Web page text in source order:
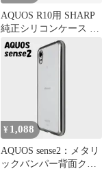
AQUOS R10用 SHARP
純正シリコンケース ＜
チャコールブラック＞
¥ 1,088
AQUOS sense2：メタリ
ックバンパー背面クリ